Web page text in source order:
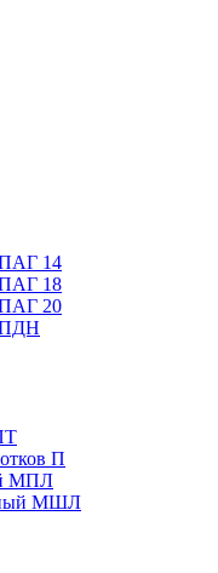
ПАГ 14
ПАГ 18
ПАГ 20
ПДН
П
МПЛ
МШЛ